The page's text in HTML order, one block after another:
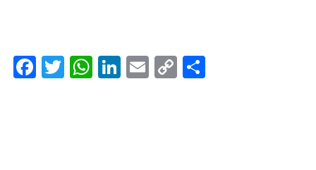
Facebook
Twitter
WhatsApp
LinkedIn
Email
Copy